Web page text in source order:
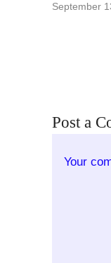
September
Post a